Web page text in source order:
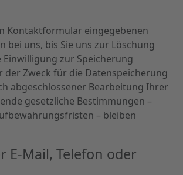
Kontaktformular eingegebenen
bei uns, bis Sie uns zur Löschung
zur Speicherung
Zweck für die Datenspeicherung
abgeschlossener Bearbeitung Ihrer
gesetzliche Bestimmungen –
– bleiben
E-Mail, Telefon oder